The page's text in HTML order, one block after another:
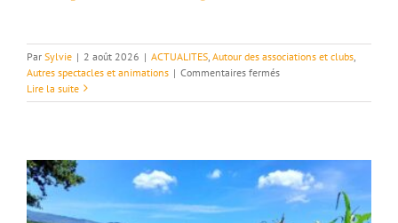
Par Sylvie | 2 août 2026 | ACTUALITES Autour des associations et clubs
Autres spectacles et animations | Commentaires ferméssur
09/08
son
cinéma
Pétanque
Lire la suite